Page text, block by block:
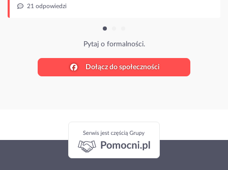
21 odpowiedzi
Pytaj o formalności.
Dołącz do społeczności